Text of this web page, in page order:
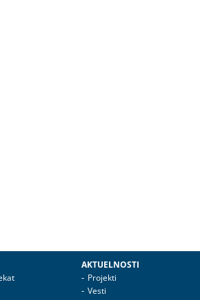
AKTUELNOSTI
Projekti
Vesti